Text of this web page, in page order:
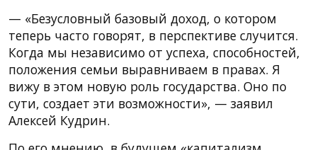
— «Безусловный базовый доход, о котором
теперь часто говорят, в перспективе случится.
Когда мы независимо от успеха, способностей,
положения семьи выравниваем в правах. Я
вижу в этом новую роль государства. Оно по
сути, создает эти возможности», — заявил
Алексей Кудрин.